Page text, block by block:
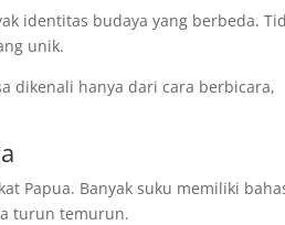
identitas budaya yang berbeda.
unik.
dikenali hanya dari cara berbicara,
Papua. Banyak suku memiliki
turun temurun.